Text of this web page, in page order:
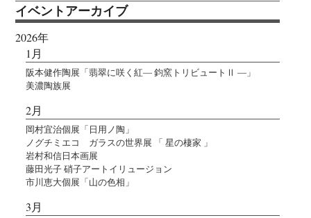
イベントアーカイブ
2026年
1月
阪本健作陶展「翡翠に咲く紅― 鈞窯トリビュートⅡ ―」
美濃陶族展
2月
岡村宜治個展「日用ノ陶」
ノグチミエコ ガラスの世界展 「 星の棲家 」
岩村和信日本画展
藤田光子 硝子アートイリュージョン
市川恵大個展「山の色相」
3月